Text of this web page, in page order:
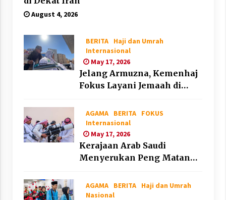
August 4, 2026
BERITA
Haji dan Umrah
Internasional
May 17, 2026
Jelang Armuzna, Kemenhaj
Fokus Layani Jemaah di
AGAMA BERITA
FOKUS
Internasional
May 17, 2026
Kerajaan Arab Saudi
Menyerukan Peng Matan
Minggu
AGAMA BERITA
Haji dan Umrah
Nasional